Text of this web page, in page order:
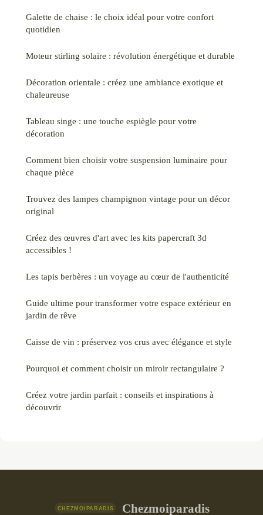
Galette de chaise : le choix idéal pour votre confort
quotidien
Moteur stirling solaire : révolution énergétique et durable
Décoration orientale : créez une ambiance exotique et
chaleureuse
Tableau singe : une touche espiègle pour votre
décoration
Comment bien choisir votre suspension luminaire pour
chaque pièce
Trouvez des lampes champignon vintage pour un décor
original
Créez des œuvres d'art avec les kits papercraft 3d
accessibles !
Les tapis berbères : un voyage au cœur de l'authenticité
Guide ultime pour transformer votre espace extérieur en
jardin de rêve
Caisse de vin : préservez vos crus avec élégance et style
Pourquoi et comment choisir un miroir rectangulaire ?
Créez votre jardin parfait : conseils et inspirations à
découvrir
Chezmoiparadis